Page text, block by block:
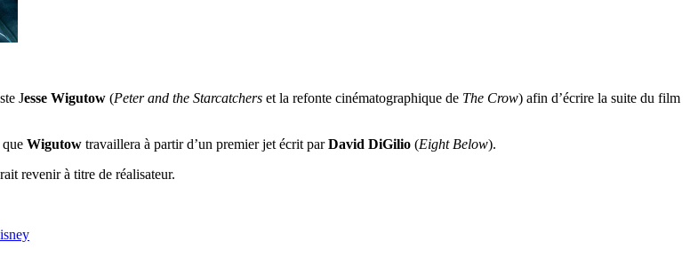
Jesse Wigutow (Peter and the Starcatchers et la refonte cinématographique de The Crow) afin d’écrire la suite du film
Wigutow travaillera à partir d’un premier jet écrit parDavid DiGilio (Eight Below).
revenir à titre de réalisateur.